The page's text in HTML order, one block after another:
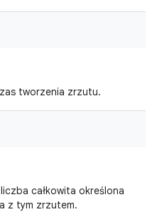
tworzenia zrzutu.
całkowita określona
z tym zrzutem.